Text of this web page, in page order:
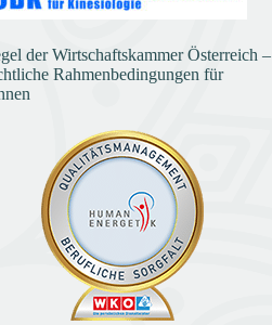
der Wirtschaftskammer Österreich –
Rahmenbedingungen für